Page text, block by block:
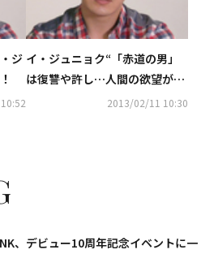
ジ イ・ジュニョク“「赤道の男」
は復讐や許し…人間の欲望が描
2013/02/11 10:30
、デビュー10周年記念イベントに一